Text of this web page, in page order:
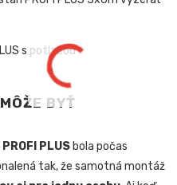
BYŤ
PLUS bola počas
tak, že samotná montáž